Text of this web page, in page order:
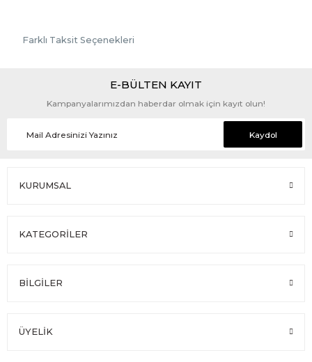
Farklı Taksit Seçenekleri
E-BÜLTEN KAYIT
Kampanyalarımızdan haberdar olmak için kayıt olun!
Kaydol
KURUMSAL
KATEGORİLER
BİLGİLER
ÜYELİK